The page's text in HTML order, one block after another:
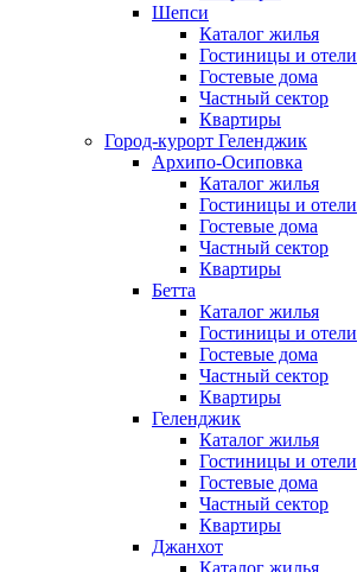
Шепси
Каталог жилья
Гостиницы и отели
Гостевые дома
Частный сектор
Квартиры
Город-курорт Геленджик
Архипо-Осиповка
Каталог жилья
Гостиницы и отели
Гостевые дома
Частный сектор
Квартиры
Бетта
Каталог жилья
Гостиницы и отели
Гостевые дома
Частный сектор
Квартиры
Геленджик
Каталог жилья
Гостиницы и отели
Гостевые дома
Частный сектор
Квартиры
Джанхот